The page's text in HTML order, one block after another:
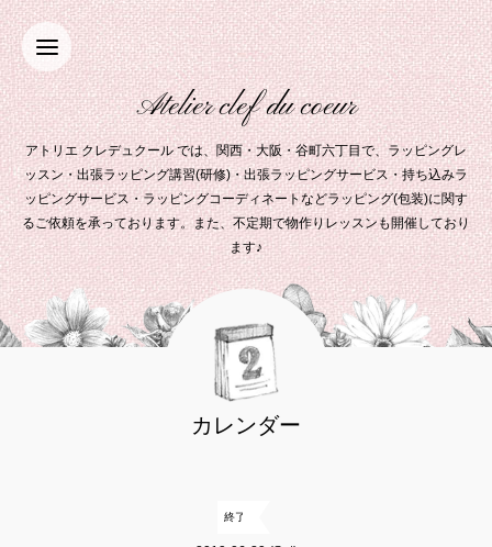
Atelier clef du coeur
アトリエ クレデュクール では、関西・大阪・谷町六丁目で、ラッピングレ
ッスン・出張ラッピング講習(研修)・出張ラッピングサービス・持ち込みラ
ッピングサービス・ラッピングコーディネートなどラッピング(包装)に関す
るご依頼を承っております。また、不定期で物作りレッスンも開催しており
ます♪
カレンダー
終了